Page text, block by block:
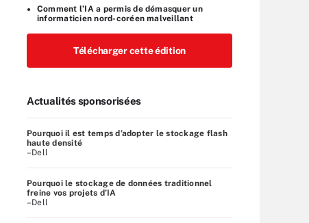
Comment l’IA a permis de démasquer un
informaticien nord-coréen malveillant
Télécharger cette édition
Actualités sponsorisées
Pourquoi il est temps d’adopter le stockage flash
haute densité
–Dell
Pourquoi le stockage de données traditionnel
freine vos projets d’IA
–Dell